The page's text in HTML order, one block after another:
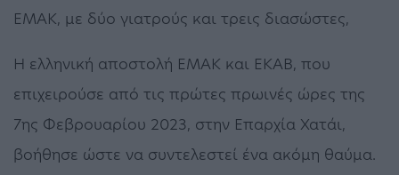
ΕΜΑΚ, με δύο γιατρούς και τρεις διασώστες,
Η ελληνική αποστολή ΕΜΑΚ και ΕΚΑΒ, που
επιχειρούσε από τις πρώτες πρωινές ώρες της
7ης Φεβρουαρίου 2023, στην Επαρχία Χατάι,
βοήθησε ώστε να συντελεστεί ένα ακόμη θαύμα.